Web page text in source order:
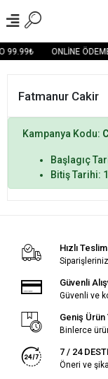
99.99₺ ONLİNE
Fatmanur Cakir
Kampanya Kodu:
Başlagıç
Bitiş Tarihi:
Hızlı
Güvenli
Güvenli ve
Geniş
Binlerce
7 / 24
Öneri ve